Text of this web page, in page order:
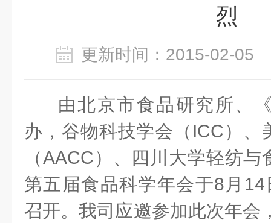
烈
更新时间：2015-02-
由北京市食品研究所、
办，谷物科技学会（ICC）、
（AACC）、四川大学轻纺
第五届食品科学年会于8月
召开。我司应邀参加此次年会